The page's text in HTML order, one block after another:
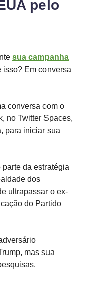
pelo
sua campanha
isso? Em conversa
conversa com o
no Twitter Spaces,
para iniciar sua
da estratégia
dos
ultrapassar o ex-
do Partido
mas sua